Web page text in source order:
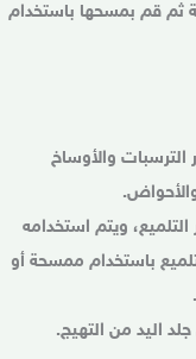
ثم قم بمسحها باستخدام
والأوساخ
ويتم استخدامه
باستخدام ممسحة أو
اليد من التهيج.